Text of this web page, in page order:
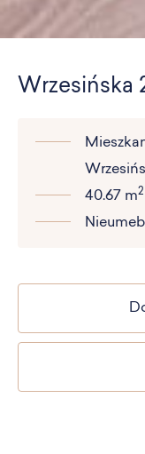
Wrzesińska
40.67 m2